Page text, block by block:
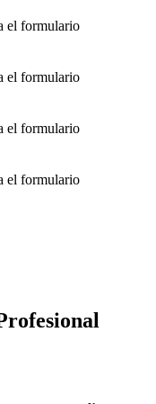
el formulario
el formulario
el formulario
el formulario